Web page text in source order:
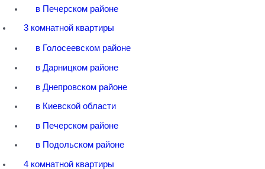
в Печерском районе
3 комнатной квартиры
в Голосеевском районе
в Дарницком районе
в Днепровском районе
в Киевской области
в Печерском районе
в Подольском районе
4 комнатной квартиры